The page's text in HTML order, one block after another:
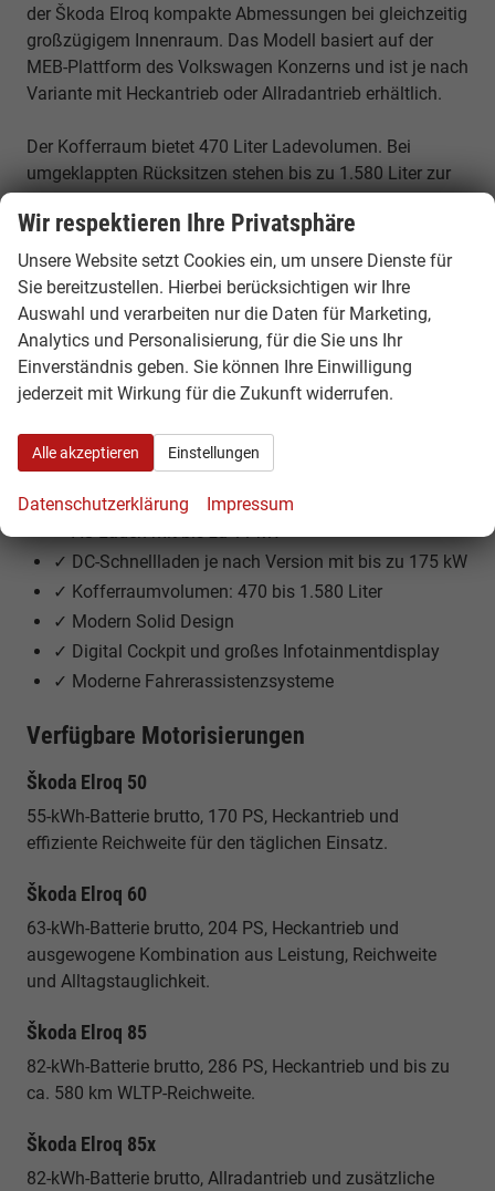
der Škoda Elroq kompakte Abmessungen bei gleichzeitig
großzügigem Innenraum. Das Modell basiert auf der
MEB-Plattform des Volkswagen Konzerns und ist je nach
Variante mit Heckantrieb oder Allradantrieb erhältlich.
Der Kofferraum bietet 470 Liter Ladevolumen. Bei
umgeklappten Rücksitzen stehen bis zu 1.580 Liter zur
Technische Highlights des Škoda Elroq
✓ Fahrzeuglänge: ca. 4.488 mm
✓ Radstand: ca. 2.770 mm
✓ 5 Sitzplätze
✓ Batteriegrößen je nach Version: 55 kWh, 63 kWh
✓ Leistung von 170 PS bis 286 PS
✓ Heckantrieb oder Allradantrieb je nach Variante
✓ Bis zu ca. 580 km Reichweite nach WLTP
✓ AC-Laden mit bis zu 11 kW
✓ DC-Schnellladen je nach Version mit bis zu 175 kW
✓ Kofferraumvolumen: 470 bis 1.580 Liter
✓ Modern Solid Design
✓ Digital Cockpit und großes Infotainmentdisplay
✓ Moderne Fahrerassistenzsysteme
Verfügbare Motorisierungen
Škoda Elroq 50
55-kWh-Batterie brutto, 170 PS, Heckantrieb und
effiziente Reichweite für den täglichen Einsatz.
Škoda Elroq 60
63-kWh-Batterie brutto, 204 PS, Heckantrieb und
ausgewogene Kombination aus Leistung, Reichweite
und Alltagstauglichkeit.
Škoda Elroq 85
82-kWh-Batterie brutto, 286 PS, Heckantrieb und bis zu
ca. 580 km WLTP-Reichweite.
Škoda Elroq 85x
82-kWh-Batterie brutto, Allradantrieb und zusätzliche
Wir respektieren Ihre Privatsphäre
Unsere Website setzt Cookies ein, um unsere Dienste für
Sie bereitzustellen. Hierbei berücksichtigen wir Ihre
Auswahl und verarbeiten nur die Daten für Marketing,
Analytics und Personalisierung, für die Sie uns Ihr
Einverständnis geben. Sie können Ihre Einwilligung
jederzeit mit Wirkung für die Zukunft widerrufen.
Alle akzeptieren Einstellungen
Datenschutzerklärung Impressum